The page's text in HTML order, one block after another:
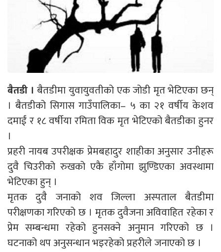
बैतडी । बैतडीमा युवायुवतीको एक जोडी मृत भेटिएका छन्
। बैतडीको सिगास गाउँपालिका– ५ का २१ वर्षीय केशव
दमाईं र १८ वर्षीया रमिता विक मृत भेटिएको बैतडीका हुनर
।
प्रहरी नायब उपरीक्षक प्रेमबहादुर शाहीका अनुसार उनीहरू
दुवै चिउरीको रुखको एकै हाँगोमा झुण्डिएका अवस्थामा
भेटिएका हुन् ।
मृतक दुवै जनाको शव जिल्ला अस्पताल बैतडीमा
परीक्षणका गरिएको छ । मृतक दुवैजना अविवाहित रहेका र
प्रेम सम्बन्धमा रहेको हुनसक्ने अनुमान गरिएको छ ।
घटनाको थप अनुसन्धान भइरहेको प्रहरीले जनाएको छ ।